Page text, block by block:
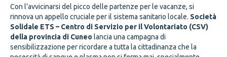
Con l’avvicinarsi del picco delle partenze per le vacanze, si
rinnova un appello cruciale per il sistema sanitario locale. Società
Solidale ETS – Centro di Servizio per il Volontariato (CSV)
della provincia di Cuneo lancia una campagna di
sensibilizzazione per ricordare a tutta la cittadinanza che la